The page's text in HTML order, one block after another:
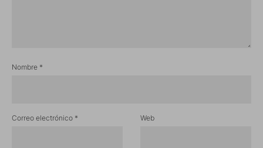
Nombre *
Correo electrónico * Web